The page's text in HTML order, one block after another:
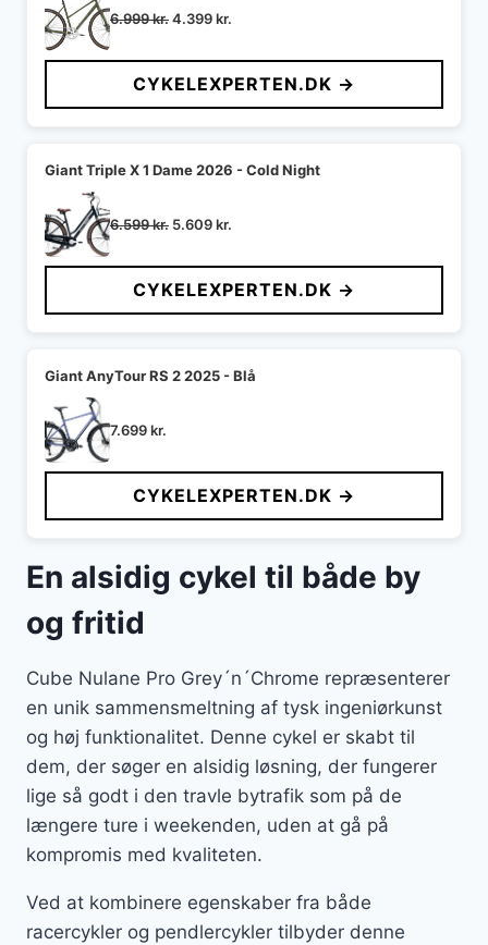
6.999kr.Den
pris
var:
6.999 kr..
4.399kr.
pris
er:
4.399 kr..
CYKELEXPERTEN.DK →
Giant Triple X 1 Dame 2026 - Cold Night
6.599kr. Den
pris
var:
6.599 kr..
5.609kr.
pris
er:
5.609 kr..
CYKELEXPERTEN.DK →
Giant AnyTour RS 2 2025 - Blå
7.699kr.
CYKELEXPERTEN.DK →
En alsidig cykel til både by
og fritid
Cube Nulane Pro Grey´n´Chrome repræsenterer
en unik sammensmeltning af tysk ingeniørkunst
og høj funktionalitet. Denne cykel er skabt til
dem, der søger en alsidig løsning, der fungerer
lige så godt i den travle bytrafik som på de
længere ture i weekenden, uden at gå på
kompromis med kvaliteten.
Ved at kombinere egenskaber fra både
racercykler og pendlercykler tilbyder denne